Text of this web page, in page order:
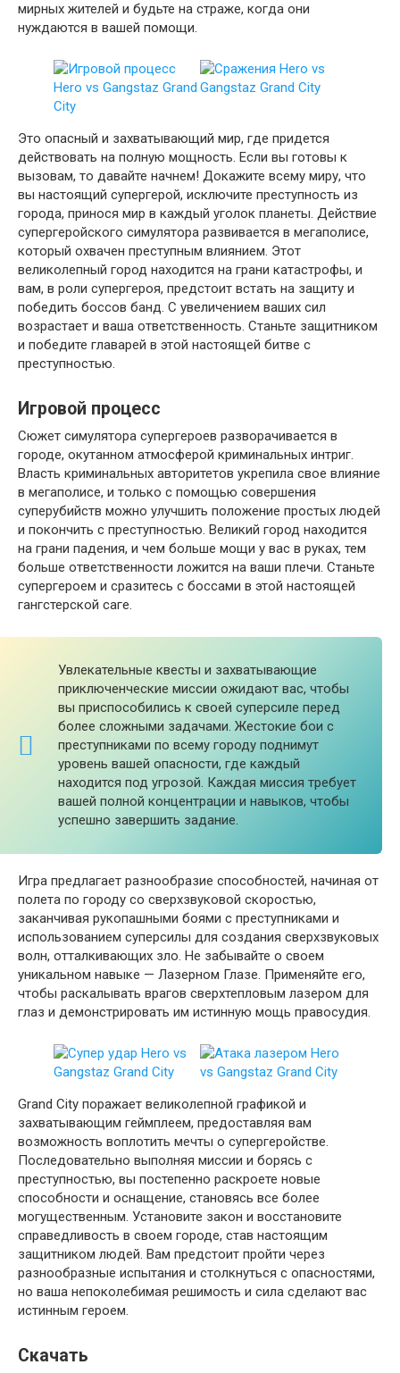
мирных жителей и будьте на страже, когда они
нуждаются в вашей помощи.
Это опасный и захватывающий мир, где придется
действовать на полную мощность. Если вы готовы к
вызовам, то давайте начнем! Докажите всему миру, что
вы настоящий супергерой, исключите преступность из
города, принося мир в каждый уголок планеты. Действие
супергеройского симулятора развивается в мегаполисе,
который охвачен преступным влиянием. Этот
великолепный город находится на грани катастрофы, и
вам, в роли супергероя, предстоит встать на защиту и
победить боссов банд. С увеличением ваших сил
возрастает и ваша ответственность. Станьте защитником
и победите главарей в этой настоящей битве с
преступностью.
Игровой процесс
Сюжет симулятора супергероев разворачивается в
городе, окутанном атмосферой криминальных интриг.
Власть криминальных авторитетов укрепила свое влияние
в мегаполисе, и только с помощью совершения
суперубийств можно улучшить положение простых людей
и покончить с преступностью. Великий город находится
на грани падения, и чем больше мощи у вас в руках, тем
больше ответственности ложится на ваши плечи. Станьте
супергероем и сразитесь с боссами в этой настоящей
гангстерской саге.
Увлекательные квесты и захватывающие
приключенческие миссии ожидают вас, чтобы
вы приспособились к своей суперсиле перед
более сложными задачами. Жестокие бои с
преступниками по всему городу поднимут
уровень вашей опасности, где каждый
находится под угрозой. Каждая миссия требует
вашей полной концентрации и навыков, чтобы
успешно завершить задание.
Игра предлагает разнообразие способностей, начиная от
полета по городу со сверхзвуковой скоростью,
заканчивая рукопашными боями с преступниками и
использованием суперсилы для создания сверхзвуковых
волн, отталкивающих зло. Не забывайте о своем
уникальном навыке — Лазерном Глазе. Применяйте его,
чтобы раскалывать врагов сверхтепловым лазером для
глаз и демонстрировать им истинную мощь правосудия.
Grand City поражает великолепной графикой и
захватывающим геймплеем, предоставляя вам
возможность воплотить мечты о супергеройстве.
Последовательно выполняя миссии и борясь с
преступностью, вы постепенно раскроете новые
способности и оснащение, становясь все более
могущественным. Установите закон и восстановите
справедливость в своем городе, став настоящим
защитником людей. Вам предстоит пройти через
разнообразные испытания и столкнуться с опасностями,
но ваша непоколебимая решимость и сила сделают вас
истинным героем.
Скачать